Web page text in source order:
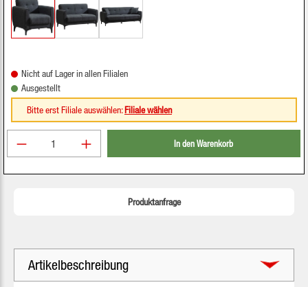
Nicht auf Lager in allen Filialen
Ausgestellt
Bitte erst Filiale auswählen:Filiale wählen
Produkt Anzahl: Gib den gewünschten Wert ein
In den Warenkorb
Produktanfrage
Artikelbeschreibung